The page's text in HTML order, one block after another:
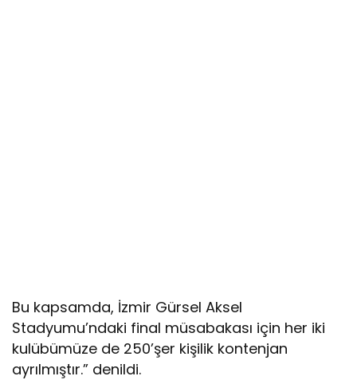
Bu kapsamda, İzmir Gürsel Aksel
Stadyumu’ndaki final müsabakası için her iki
kulübümüze de 250’şer kişilik kontenjan
ayrılmıştır.” denildi.